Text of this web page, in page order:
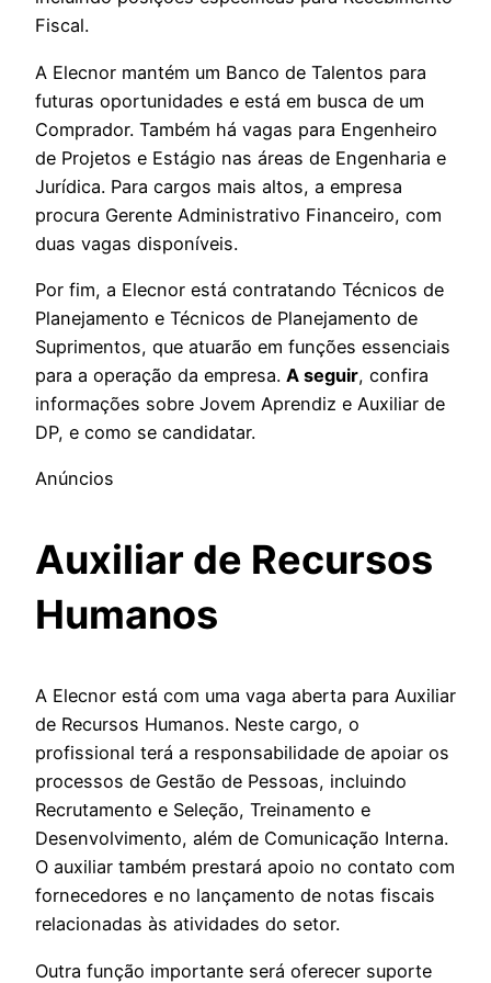
Fiscal.
A Elecnor mantém um Banco de Talentos para
futuras oportunidades e está em busca de um
Comprador. Também há vagas para Engenheiro
de Projetos e Estágio nas áreas de Engenharia e
Jurídica. Para cargos mais altos, a empresa
procura Gerente Administrativo Financeiro, com
duas vagas disponíveis.
Por fim, a Elecnor está contratando Técnicos de
Planejamento e Técnicos de Planejamento de
Suprimentos, que atuarão em funções essenciais
para a operação da empresa. A seguir, confira
informações sobre Jovem Aprendiz e Auxiliar de
DP, e como se candidatar.
Anúncios
Auxiliar de Recursos
Humanos
A Elecnor está com uma vaga aberta para Auxiliar
de Recursos Humanos. Neste cargo, o
profissional terá a responsabilidade de apoiar os
processos de Gestão de Pessoas, incluindo
Recrutamento e Seleção, Treinamento e
Desenvolvimento, além de Comunicação Interna.
O auxiliar também prestará apoio no contato com
fornecedores e no lançamento de notas fiscais
relacionadas às atividades do setor.
Outra função importante será oferecer suporte